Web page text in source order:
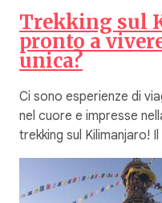
Trekking sul
pronto a
unica?
Ci sono esperienze di
nel cuore e impresse
trekking sul Kilimanjaro!